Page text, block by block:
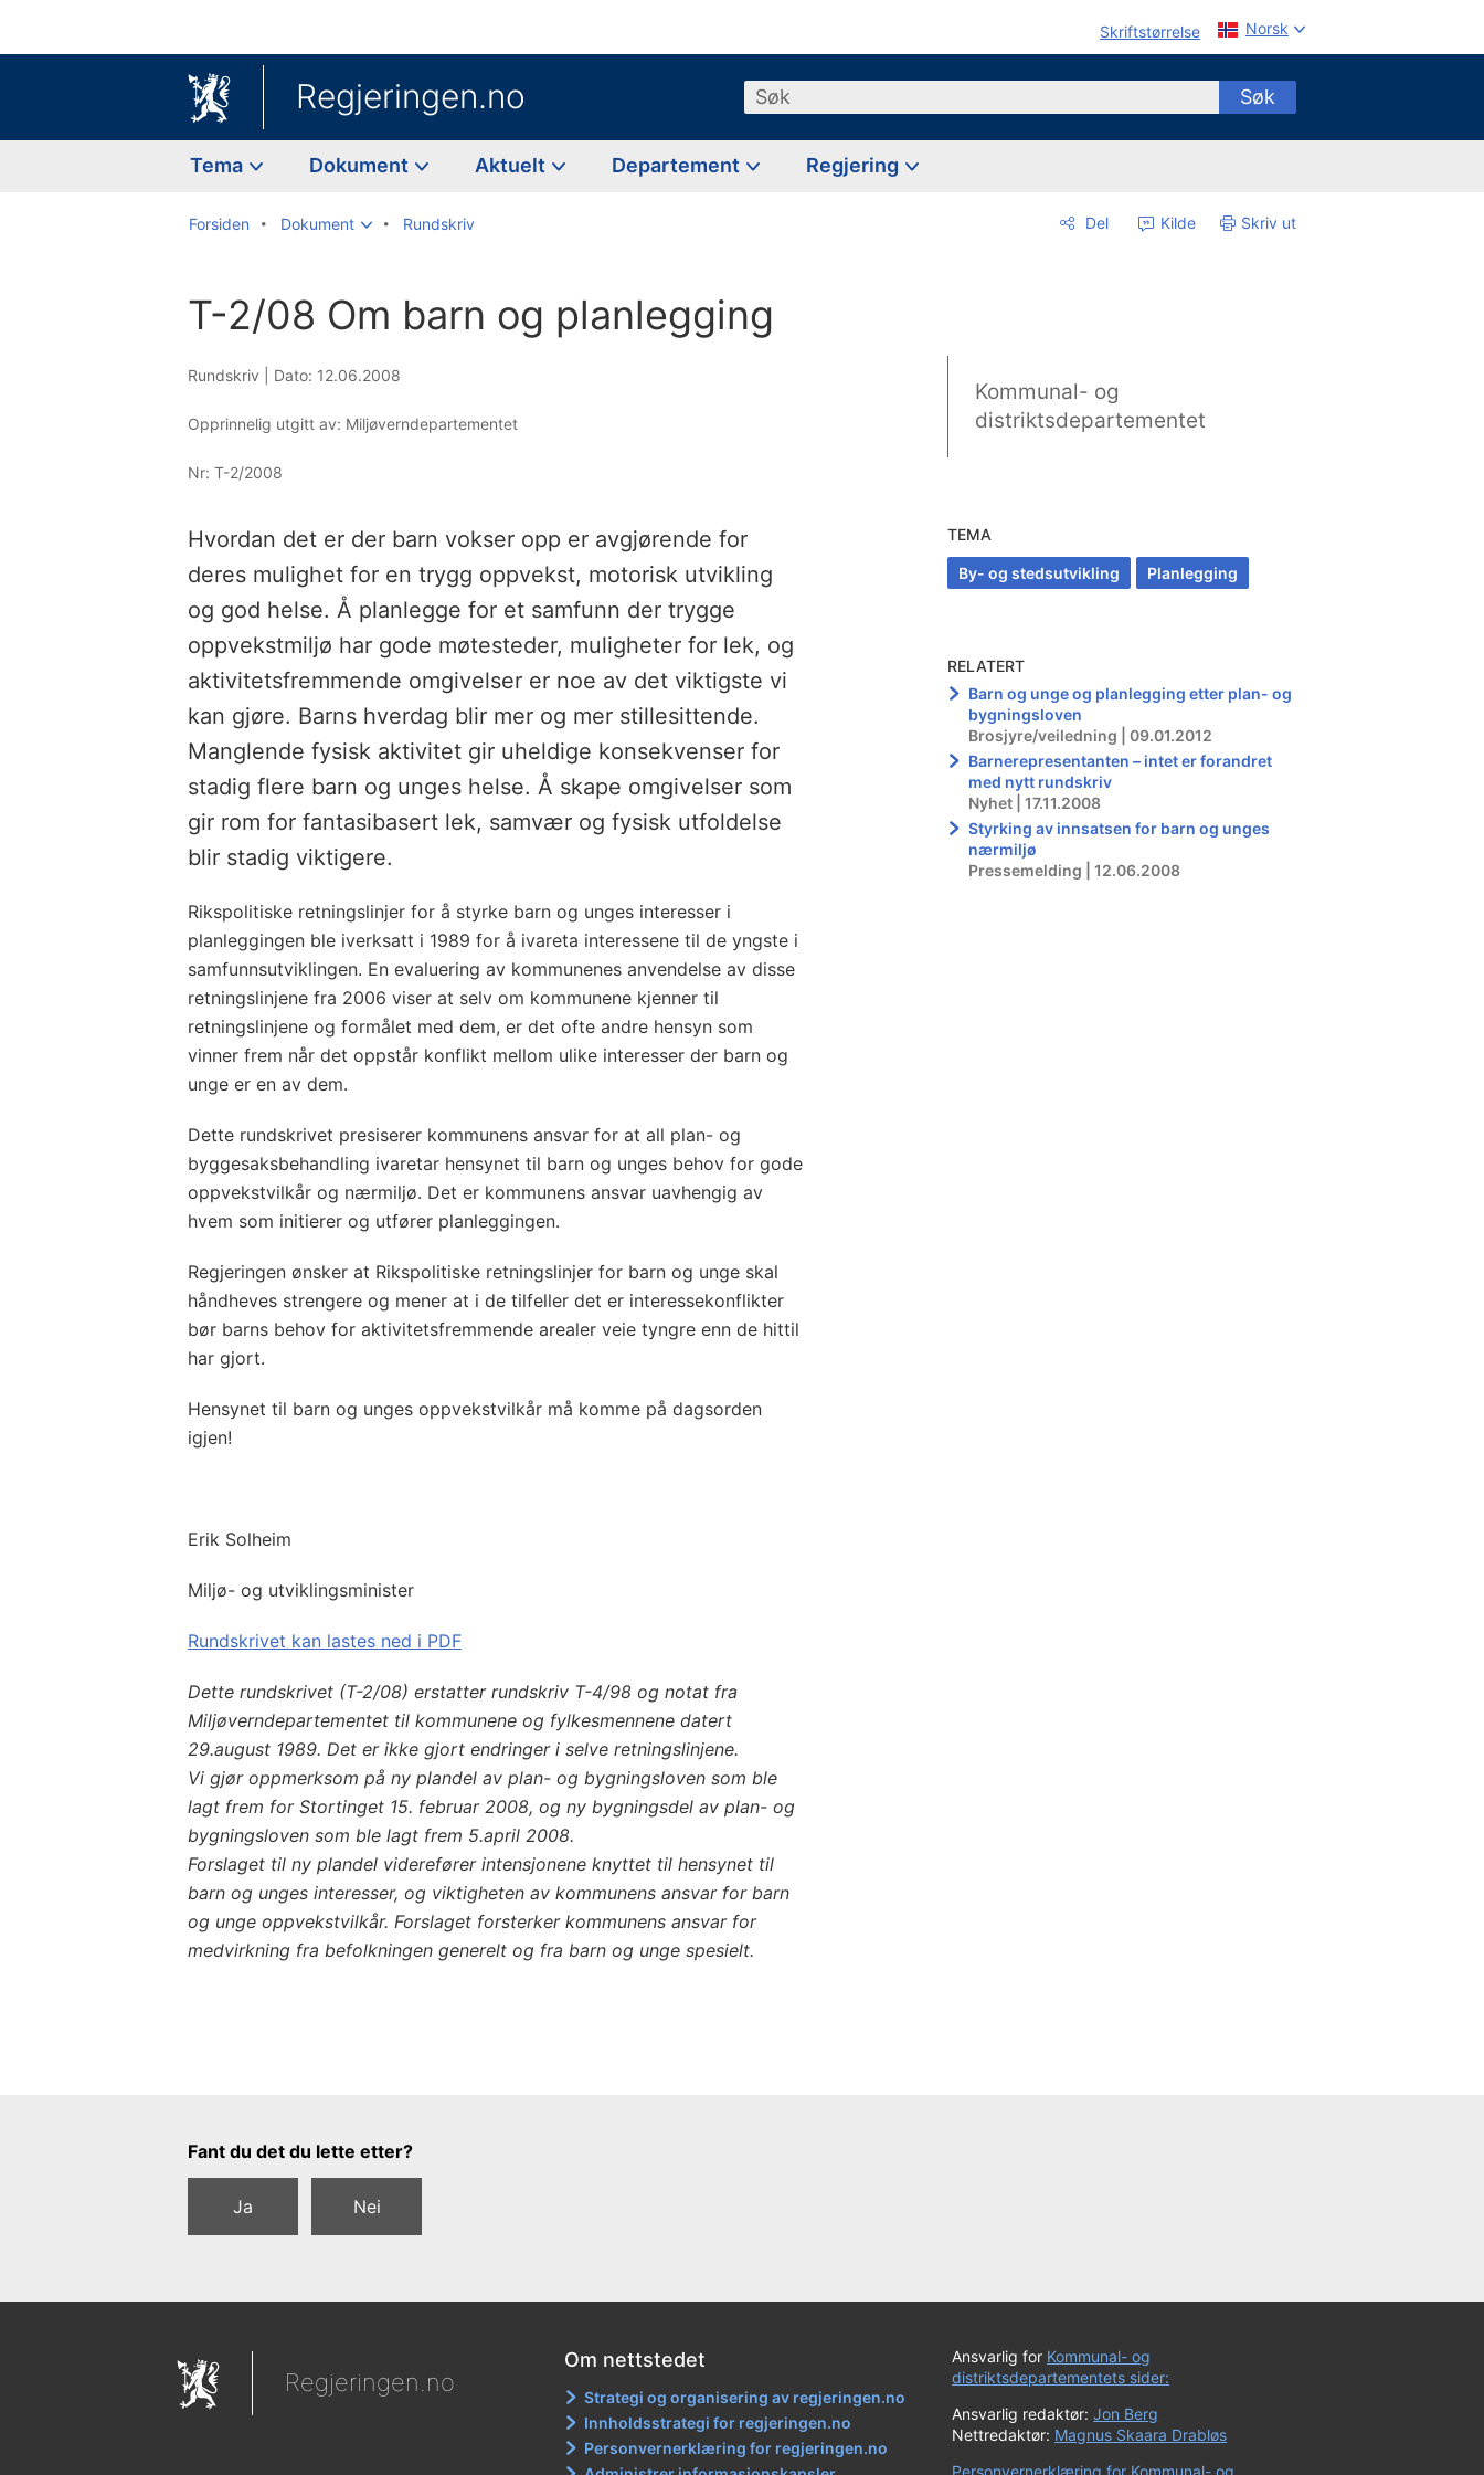
Skriftstørrelse Norsk
Regjeringen.no Søk Søk
Tema Dokument Aktuelt Departement Regjering
Forsiden Dokument Rundskriv Del Kilde Skriv ut
T-2/08 Om barn og planlegging
Rundskriv | Dato: 12.06.2008
Opprinnelig utgitt av: Miljøverndepartementet
Nr: T-2/2008
Hvordan det er der barn vokser opp er avgjørende for
deres mulighet for en trygg oppvekst, motorisk utvikling
og god helse. Å planlegge for et samfunn der trygge
oppvekstmiljø har gode møtesteder, muligheter for lek, og
aktivitetsfremmende omgivelser er noe av det viktigste vi
kan gjøre. Barns hverdag blir mer og mer stillesittende.
Manglende fysisk aktivitet gir uheldige konsekvenser for
stadig flere barn og unges helse. Å skape omgivelser som
gir rom for fantasibasert lek, samvær og fysisk utfoldelse
blir stadig viktigere.
Rikspolitiske retningslinjer for å styrke barn og unges interesser i
planleggingen ble iverksatt i 1989 for å ivareta interessene til de yngste i
samfunnsutviklingen. En evaluering av kommunenes anvendelse av disse
retningslinjene fra 2006 viser at selv om kommunene kjenner til
retningslinjene og formålet med dem, er det ofte andre hensyn som
vinner frem når det oppstår konflikt mellom ulike interesser der barn og
unge er en av dem.
Dette rundskrivet presiserer kommunens ansvar for at all plan- og
byggesaksbehandling ivaretar hensynet til barn og unges behov for gode
oppvekstvilkår og nærmiljø. Det er kommunens ansvar uavhengig av
hvem som initierer og utfører planleggingen.
Regjeringen ønsker at Rikspolitiske retningslinjer for barn og unge skal
håndheves strengere og mener at i de tilfeller det er interessekonflikter
bør barns behov for aktivitetsfremmende arealer veie tyngre enn de hittil
har gjort.
Hensynet til barn og unges oppvekstvilkår må komme på dagsorden
igjen!
Erik Solheim
Miljø- og utviklingsminister
Rundskrivet kan lastes ned i PDF
Dette rundskrivet (T-2/08) erstatter rundskriv T-4/98 og notat fra
Miljøverndepartementet til kommunene og fylkesmennene datert
29.august 1989. Det er ikke gjort endringer i selve retningslinjene.
Vi gjør oppmerksom på ny plandel av plan- og bygningsloven som ble
lagt frem for Stortinget 15. februar 2008, og ny bygningsdel av plan- og
bygningsloven som ble lagt frem 5.april 2008.
Forslaget til ny plandel viderefører intensjonene knyttet til hensynet til
barn og unges interesser, og viktigheten av kommunens ansvar for barn
og unge oppvekstvilkår. Forslaget forsterker kommunens ansvar for
medvirkning fra befolkningen generelt og fra barn og unge spesielt.
Kommunal- og
distriktsdepartementet
TEMA
By- og stedsutvikling Planlegging
RELATERT
Barn og unge og planlegging etter plan- og
bygningsloven
Brosjyre/veiledning | 09.01.2012
Barnerepresentanten – intet er forandret
med nytt rundskriv
Nyhet | 17.11.2008
Styrking av innsatsen for barn og unges
nærmiljø
Pressemelding | 12.06.2008
Tilbakemeldingsskjema
Fant du det du lette etter?
Ja Nei
Regjeringen.no
Om nettstedet
Strategi og organisering av regjeringen.no
Innholdsstrategi for regjeringen.no
Personvernerklæring for regjeringen.no
Ansvarlig for Kommunal- og
distriktsdepartementets sider:
Ansvarlig redaktør:Jon Berg
Nettredaktør: Magnus Skaara Drabløs
Personvernerklæring for Kommunal- og